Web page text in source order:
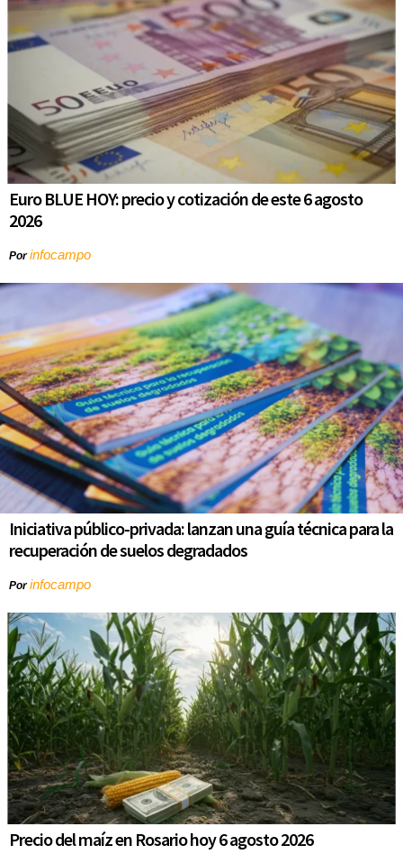
Euro BLUE HOY: precio y cotización de este 6 agosto
2026
Porinfocampo
Iniciativa público-privada: lanzan una guía técnica para la
recuperación de suelos degradados
Porinfocampo
Precio del maíz en Rosario hoy 6 agosto 2026